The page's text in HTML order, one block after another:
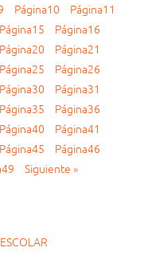
Página10 Página11
Página15 Página16
Página20 Página21
Página25 Página26
Página30 Página31
Página35 Página36
Página40 Página41
Página45 Página46
49 Siguiente »